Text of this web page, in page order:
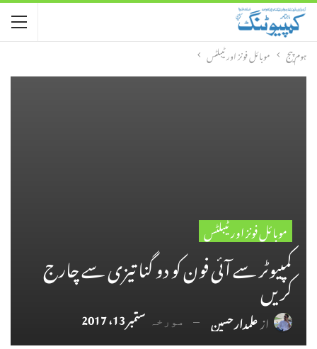
ہوم پیج موبائل فونز اور ٹیبلٹس
موبائل فونز اور ٹیبلٹس
کمپیوٹر سے آئی فون کو دو گنا تیزی سے چارج
کریں
ازعلمدار حسین مورخہ ستمبر 13، 2017